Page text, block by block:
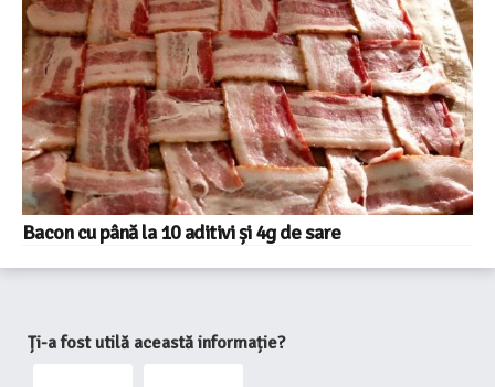
Bacon cu până la 10 aditivi și 4g de sare
Ți-a fost utilă această informație?